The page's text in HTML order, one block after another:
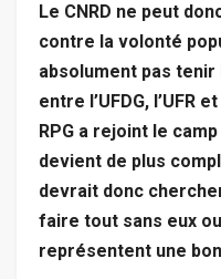
Le CNRD ne peut
contre la volonté
absolument pas
entre l’UFDG, l’UFR
RPG a rejoint le
devient de plus
devrait donc
faire tout sans eux
représentent une